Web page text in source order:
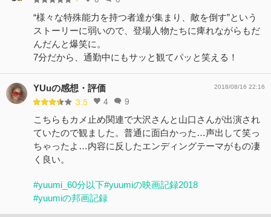
“様々な特殊能力を持つ者達が集まり、敵を倒す”という
ストーリーに弱いので、登場人物たちに痺れながらもだ
んだんと爆笑に。
7分だから、通勤中にもサッと観てパッと笑える！
YUuの感想・評価
3.5 4 9
2018/08/16 22:16
こちらもカメ止め関連で大沢さんと山口さんが出演され
ていたので観ました。普通に面白かった…声出して笑っ
ちゃったよ…内容に反したエンディングテーマがもの凄
く良い。
#yuumi_60分以下#yuumiの映画記録2018
#yuumiの邦画記録